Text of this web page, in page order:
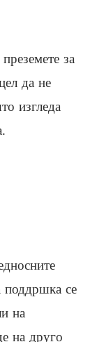
за
да не
изгледа
поддршка се
на
на друго